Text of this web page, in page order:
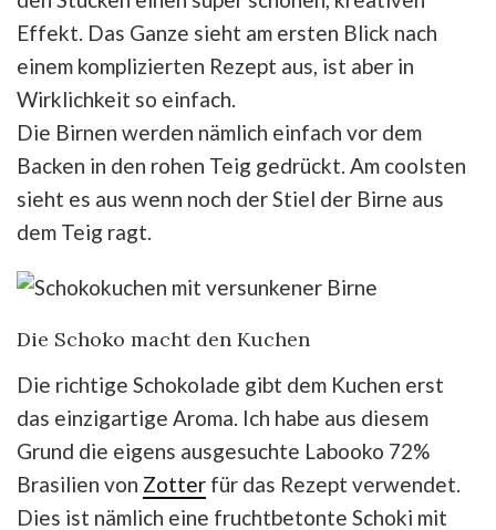
Effekt. Das Ganze sieht am ersten Blick nach
einem komplizierten Rezept aus, ist aber in
Wirklichkeit so einfach.
Die Birnen werden nämlich einfach vor dem
Backen in den rohen Teig gedrückt. Am coolsten
sieht es aus wenn noch der Stiel der Birne aus
dem Teig ragt.
Die Schoko macht den Kuchen
Die richtige Schokolade gibt dem Kuchen erst
das einzigartige Aroma. Ich habe aus diesem
Grund die eigens ausgesuchte Labooko 72%
Brasilien von Zotter für das Rezept verwendet.
Dies ist nämlich eine fruchtbetonte Schoki mit